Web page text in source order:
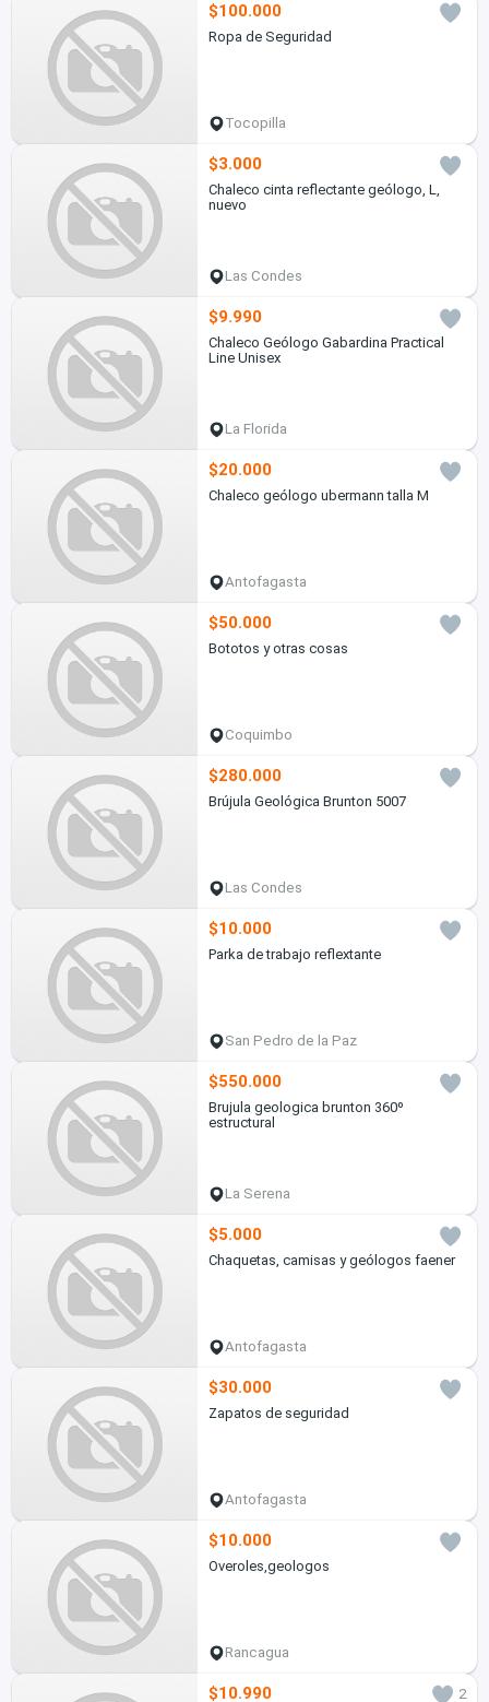
$100.000
Ropa de Seguridad
Tocopilla
$3.000
Chaleco cinta reflectante geólogo, L,
nuevo
Las Condes
$9.990
Chaleco Geólogo Gabardina Practical
Line Unisex
La Florida
$20.000
Chaleco geólogo ubermann talla M
Antofagasta
$50.000
Bototos y otras cosas
Coquimbo
$280.000
Brújula Geológica Brunton 5007
Las Condes
$10.000
Parka de trabajo reflextante
San Pedro de la Paz
$550.000
Brujula geologica brunton 360º
estructural
La Serena
$5.000
Chaquetas, camisas y geólogos faener
Antofagasta
$30.000
Zapatos de seguridad
Antofagasta
$10.000
Overoles,geologos
Rancagua
$10.990
2